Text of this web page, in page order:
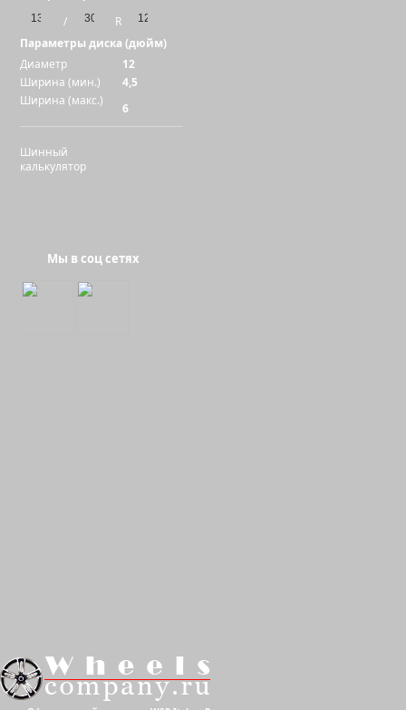
/
R
Параметры диска (дюйм)
Диаметр
12
Ширина (мин.)
4,5
Ширина (макс.)
6
Шинный
калькулятор
Мы в соц сетях